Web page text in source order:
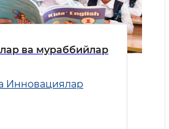
ва мураббийлар
Инновациялар